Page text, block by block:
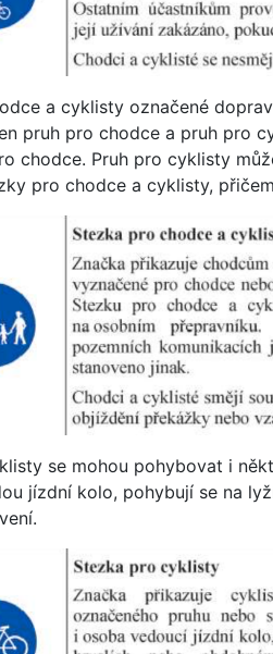
a cyklisty označené
pruh pro chodce a pruh pro
chodce. Pruh pro cyklisty
pro chodce a cyklisty,
se mohou pohybovat i
jízdní kolo, pohybují se na